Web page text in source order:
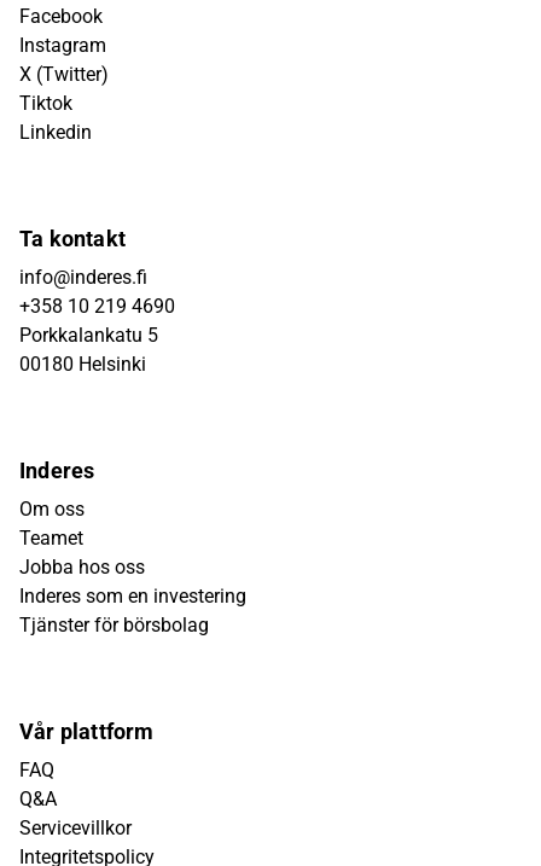
Facebook
Instagram
X (Twitter)
Tiktok
Linkedin
Ta kontakt
info@inderes.fi
+358 10 219 4690
Porkkalankatu 5
00180 Helsinki
Inderes
Om oss
Teamet
Jobba hos oss
Inderes som en investering
Tjänster för börsbolag
Vår plattform
FAQ
Q&A
Servicevillkor
Integritetspolicy